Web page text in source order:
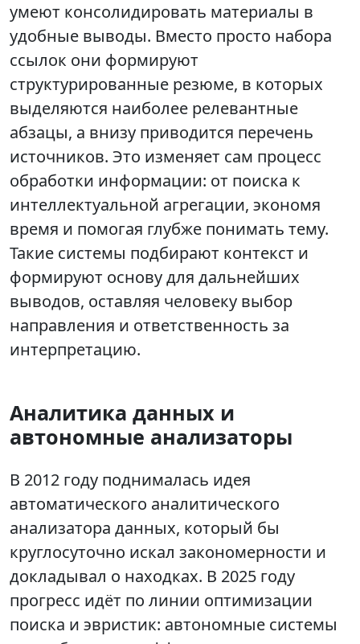
умеют консолидировать материалы в
удобные выводы. Вместо просто набора
ссылок они формируют
структурированные резюме, в которых
выделяются наиболее релевантные
абзацы, а внизу приводится перечень
источников. Это изменяет сам процесс
обработки информации: от поиска к
интеллектуальной агрегации, экономя
время и помогая глубже понимать тему.
Такие системы подбирают контекст и
формируют основу для дальнейших
выводов, оставляя человеку выбор
направления и ответственность за
интерпретацию.
Аналитика данных и
автономные анализаторы
В 2012 году поднималась идея
автоматического аналитического
анализатора данных, который бы
круглосуточно искал закономерности и
докладывал о находках. В 2025 году
прогресс идёт по линии оптимизации
поиска и эвристик: автономные системы